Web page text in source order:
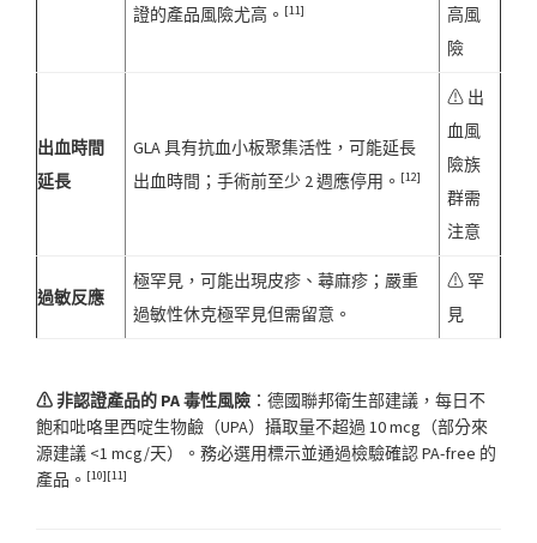
證的產品風險尤高。 [11]
高風
險
出血時間
延長
GLA 具有抗血小板聚集活性，可能延長
出血時間；手術前至少 2 週應停用。 [12]
⚠ 出
血風
險族
群需
注意
過敏反應
極罕見，可能出現皮疹、蕁麻疹；嚴重
過敏性休克極罕見但需留意。
⚠ 罕
見
⚠ 非認證產品的 PA 毒性風險 ：德國聯邦衛生部建議，每日不
飽和吡咯里西啶生物鹼（UPA）攝取量不超過 10 mcg（部分來
源建議 <1 mcg/天）。務必選用標示並通過檢驗確認 PA-free 的
產品。 [10][11]